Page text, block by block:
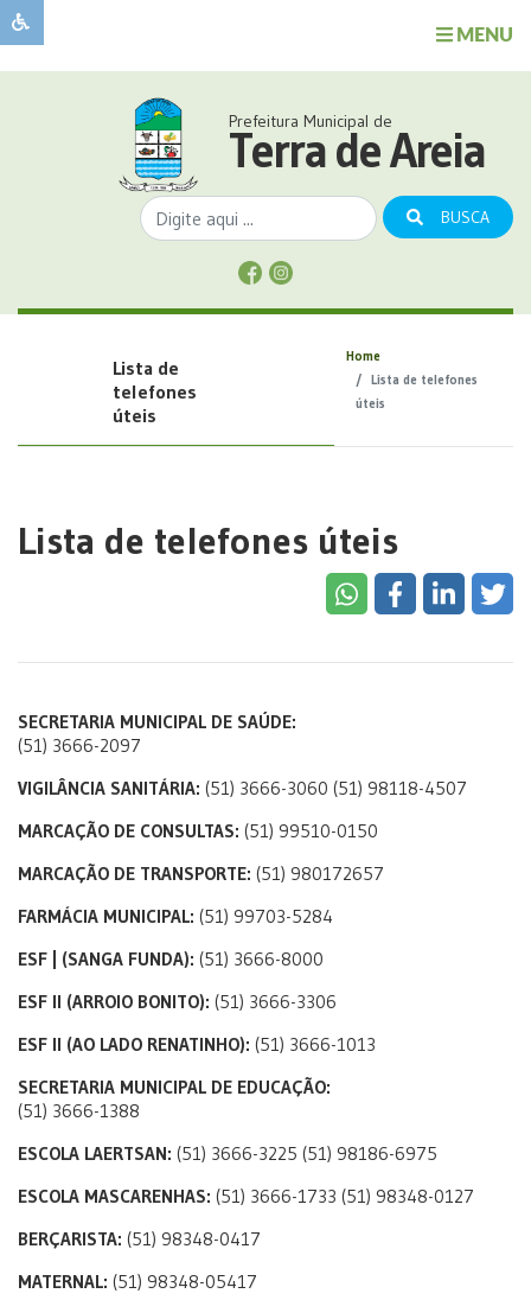
MENU
Sobre
Sobre
Prefeitura Municipal de
Terra de Areia
BUSCA
Lista de
telefones
úteis
Home
Lista de telefones
úteis
Lista de telefones úteis
SECRETARIA MUNICIPAL DE SAÚDE:
(51) 3666-2097
VIGILÂNCIA SANITÁRIA: (51) 3666-3060 (51) 98118-4507
MARCAÇÃO DE CONSULTAS: (51) 99510-0150
MARCAÇÃO DE TRANSPORTE: (51) 980172657
FARMÁCIA MUNICIPAL: (51) 99703-5284
ESF | (SANGA FUNDA): (51) 3666-8000
ESF Il (ARROIO BONITO): (51) 3666-3306
ESF Il (AO LADO RENATINHO): (51) 3666-1013
SECRETARIA MUNICIPAL DE EDUCAÇÃO:
(51) 3666-1388
ESCOLA LAERTSAN: (51) 3666-3225 (51) 98186-6975
ESCOLA MASCARENHAS: (51) 3666-1733 (51) 98348-0127
BERÇARISTA: (51) 98348-0417
MATERNAL: (51) 98348-05417